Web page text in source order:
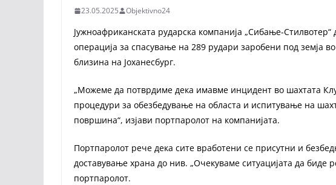
23.05.2025 Objektivno24
Јужноафриканската рударска компанија „Сибање-
операција за спасување на 289 рудари заробени под земја
близина на Јоханесбург.
„Можеме да потврдиме дека имавме инцидент во шахтата
процедури за обезбедување на областа и испитување на
површина“, изјави портпаролот на компанијата.
Портпаролот рече дека сите вработени се присутни и
доставување храна до нив. „Очекуваме ситуацијата да биде
портпаролот.